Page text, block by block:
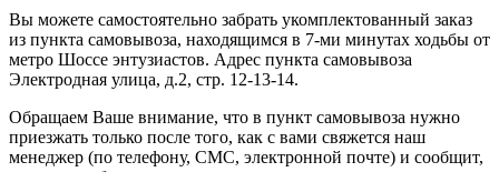
Вы можете самостоятельно забрать укомплектованный заказ
из пункта самовывоза, находящимся в 7-ми минутах ходьбы от
метро Шоссе энтузиастов. Адрес пункта самовывоза
Электродная улица, д.2, стр. 12-13-14.
Обращаем Ваше внимание, что в пункт самовывоза нужно
приезжать только после того, как с вами свяжется наш
менеджер (по телефону, СМС, электронной почте) и сообщит,